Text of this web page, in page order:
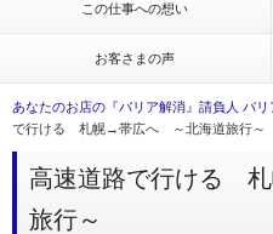
この仕事への想い
お客さまの声
あなたのお店の『バリア解消』請負人 バ
で行ける 札幌→帯広へ ～北海道旅行～
高速道路で行ける
旅行～